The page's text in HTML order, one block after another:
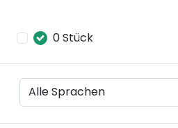
0 Stück